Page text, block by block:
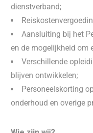
dienstverband;
Aansluiting bij het
en de mogelijkheid om
Verschillende
blijven ontwikkelen;
Personeelskorting
onderhoud en overige